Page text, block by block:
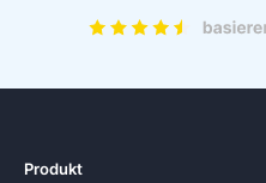
Produkt